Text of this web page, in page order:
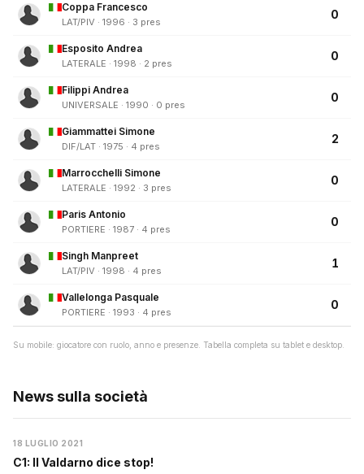
Coppa Francesco
LAT/PIV · 1996 · 3 pres
0
Esposito Andrea
LATERALE · 1998 · 2 pres
0
Filippi Andrea
UNIVERSALE · 1990 · 0 pres
0
Giammattei Simone
DIF/LAT · 1975 · 4 pres
2
Marrocchelli Simone
LATERALE · 1992 · 3 pres
0
Paris Antonio
PORTIERE · 1987 · 4 pres
0
Singh Manpreet
LAT/PIV · 1998 · 4 pres
1
Vallelonga Pasquale
PORTIERE · 1993 · 4 pres
0
Su mobile: giocatore con ruolo, anno e presenze. Tabella completa su tablet e desktop.
News sulla società
18 LUGLIO 2021
C1: Il Valdarno dice stop!